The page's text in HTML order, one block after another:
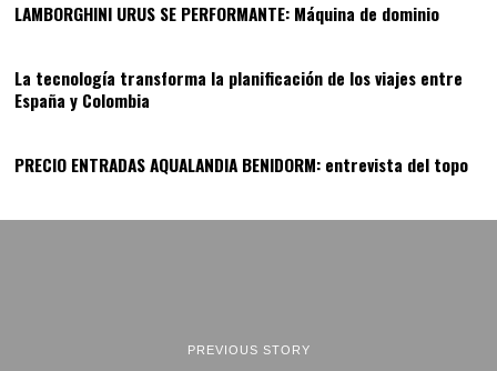
LAMBORGHINI URUS SE PERFORMANTE: Máquina de dominio13
La tecnología transforma la planificación de los viajes entre
España y Colombia
PRECIO ENTRADAS AQUALANDIA BENIDORM: entrevista del topo
PREVIOUS STORY